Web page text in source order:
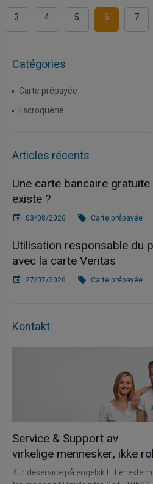
3 4 5 6 7
Catégories
Carte prépayée
Escroquerie
Articles récents
Une carte bancaire
existe ?
03/08/2026 Carte prépayée
Utilisation responsable du
avec la carte Veritas
27/07/2026 Carte prépayée
Kontakt
Service & Support av
virkelige mennesker, ikke
Kundeservice på engelsk til tjeneste